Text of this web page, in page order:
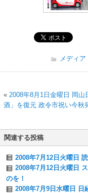
メディア
« 2008年8月1日金曜日 岡山
酒」を復元 政令市祝い今秋
関連する投稿
2008年7月12日火曜日
2008年7月12日火曜日
のを！
2008年7月9日水曜日 日